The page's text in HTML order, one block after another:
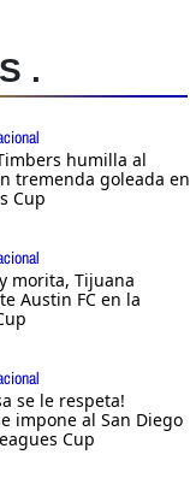
.
humilla al
tremenda goleada en
Cup
morita, Tijuana
Austin FC en la
se le respeta!
impone al San Diego
Cup